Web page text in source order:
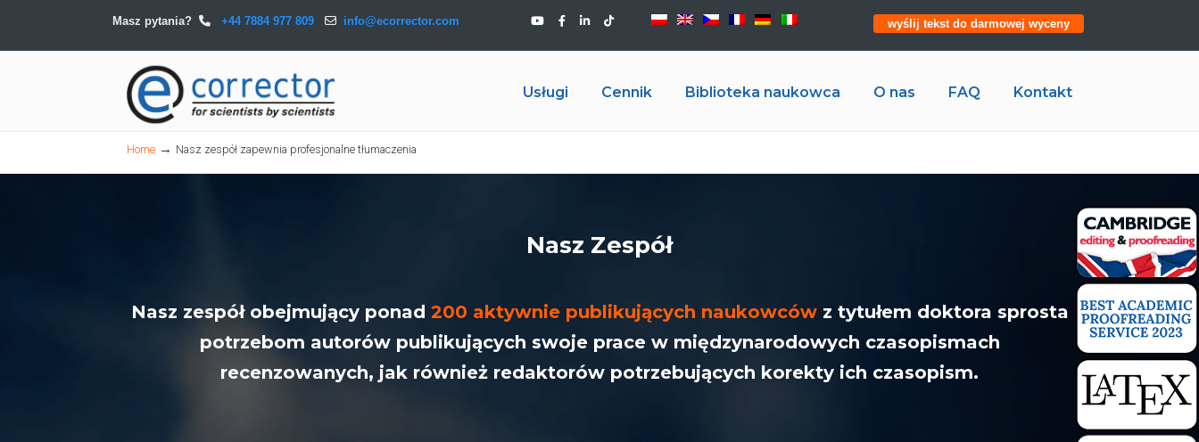
Masz pytania? +44 7884 977 809 info@ecorrector.com wyślij tekst do darmowej wyceny
Usługi Cennik Biblioteka naukowca O nas FAQ
Kontakt
Navigation
Home → Nasz zespół zapewnia profesjonalne tłumaczenia
Nasz Zespół
Nasz zespół obejmujący ponad 200 aktywnie publikujących naukowców z tytułem doktora sprosta
potrzebom autorów publikujących swoje prace w międzynarodowych czasopismach
recenzowanych, jak również redaktorów potrzebujących korekty ich czasopism.